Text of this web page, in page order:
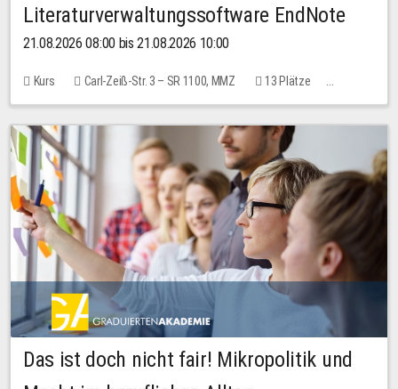
Literaturverwaltungssoftware EndNote
21.08.2026 08:00 bis 21.08.2026 10:00
Kurs Carl-Zeiß-Str. 3 – SR 1100, MMZ
13 Plätze
10,00 EUR
Das ist doch nicht fair! Mikropolitik und